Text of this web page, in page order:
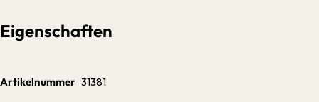
Eigenschaften
Artikelnummer 31381